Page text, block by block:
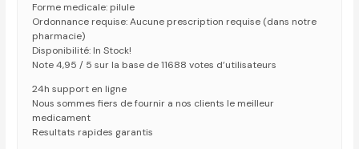
Forme medicale: pilule
Ordonnance requise: Aucune prescription requise (dans notre
pharmacie)
Disponibilité: In Stock!
Note 4,95 / 5 sur la base de 11688 votes d’utilisateurs
24h support en ligne
Nous sommes fiers de fournir a nos clients le meilleur
medicament
Resultats rapides garantis